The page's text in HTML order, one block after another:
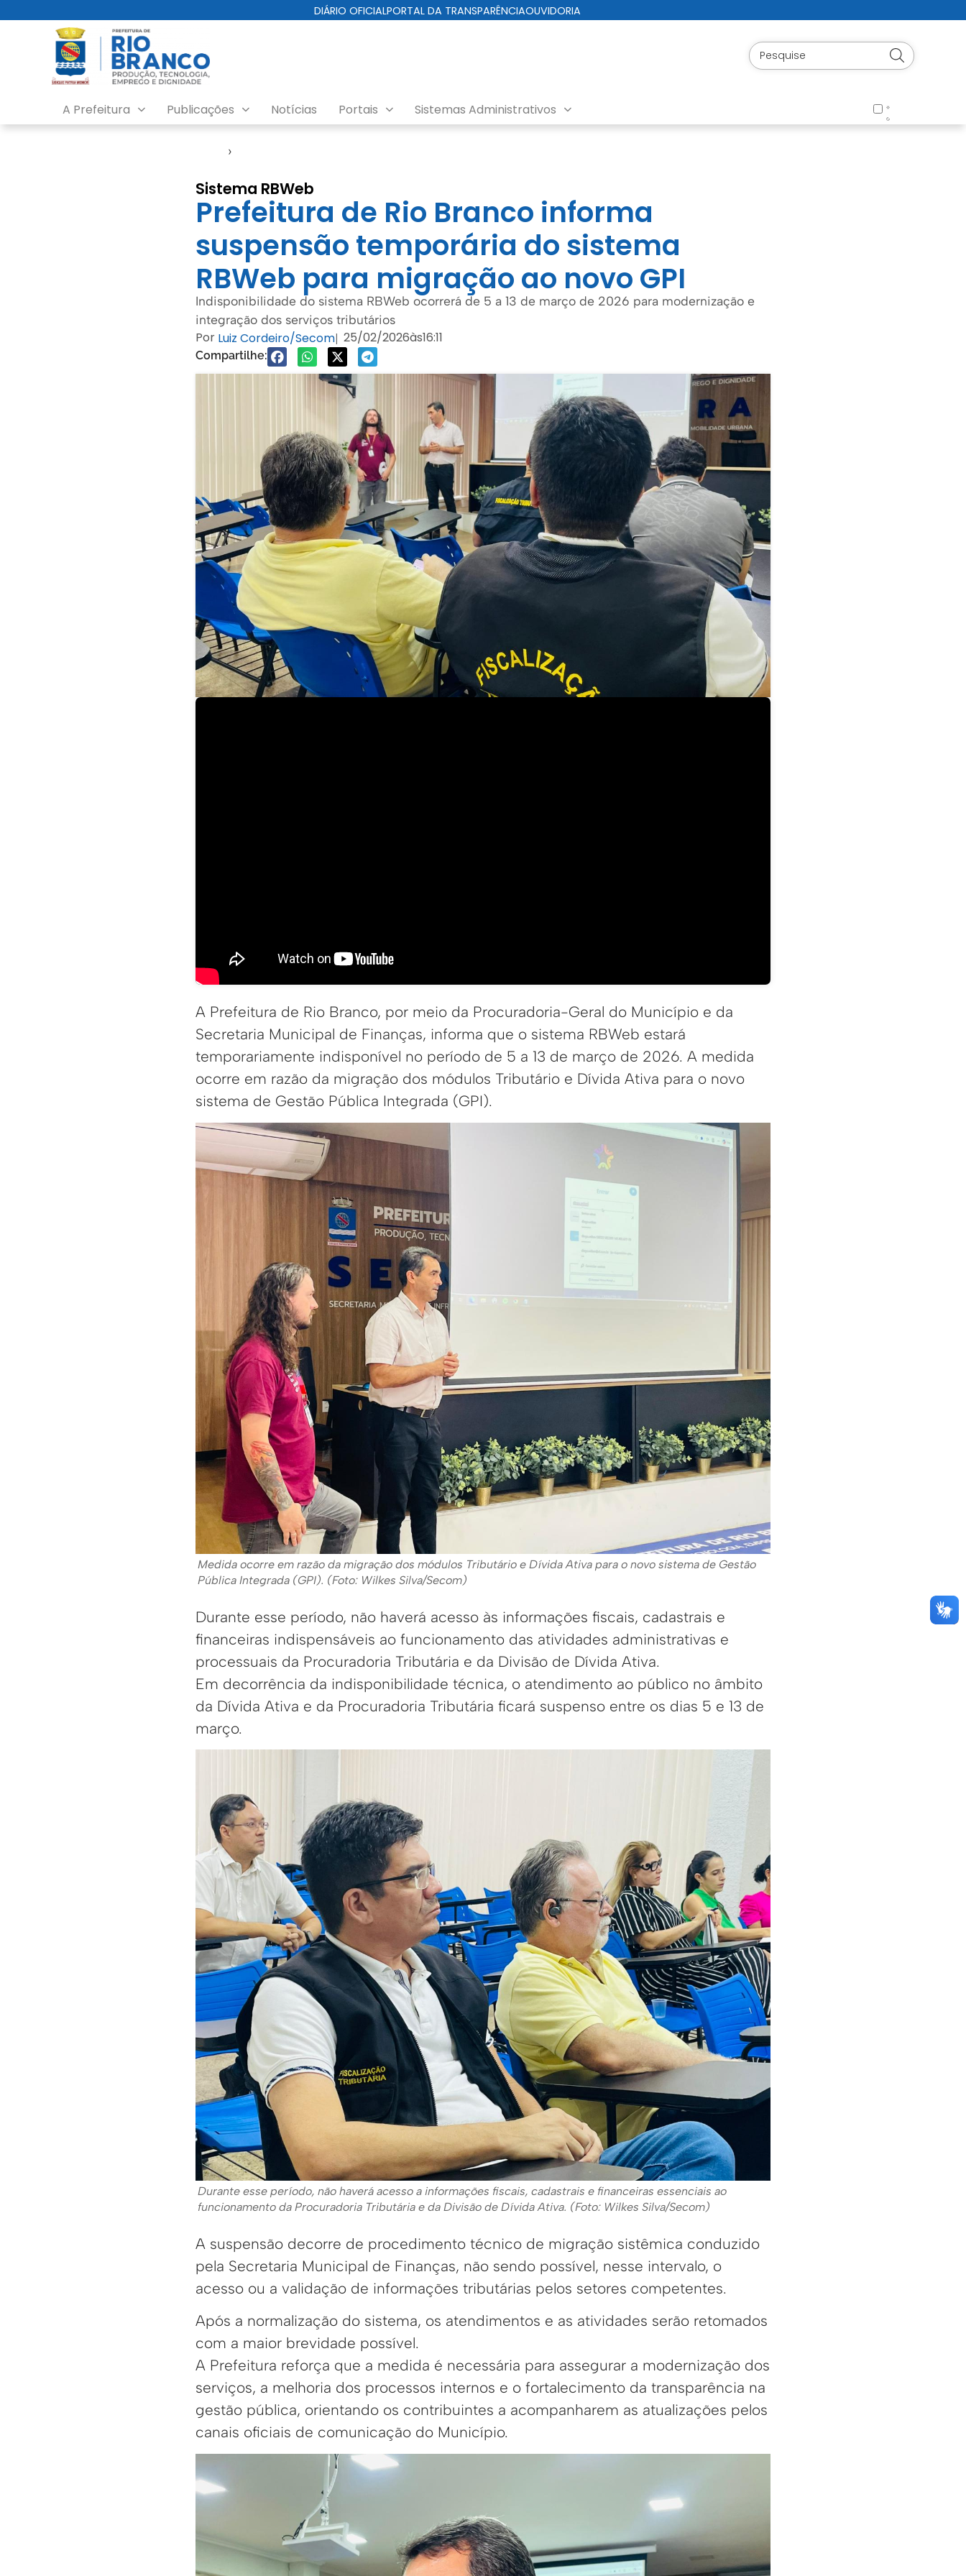
DIÁRIO OFICIALPORTAL DA TRANSPARÊNCIAOUVIDORIA
A Prefeitura Publicações Notícias Portais Sistemas Administrativos
›
Sistema RBWeb
Prefeitura de Rio Branco informa
suspensão temporária do sistema
RBWeb para migração ao novo GPI
Indisponibilidade do sistema RBWeb ocorrerá de 5 a 13 de março de 2026 para modernização e
integração dos serviços tributários
Por Luiz Cordeiro/Secom| 25/02/2026às16:11
Compartilhe:
A Prefeitura de Rio Branco, por meio da Procuradoria-Geral do Município e da
Secretaria Municipal de Finanças, informa que o sistema RBWeb estará
temporariamente indisponível no período de 5 a 13 de março de 2026. A medida
ocorre em razão da migração dos módulos Tributário e Dívida Ativa para o novo
sistema de Gestão Pública Integrada (GPI).
Medida ocorre em razão da migração dos módulos Tributário e Dívida Ativa para o novo sistema de Gestão
Pública Integrada (GPI). (Foto: Wilkes Silva/Secom)
Durante esse período, não haverá acesso às informações fiscais, cadastrais e
financeiras indispensáveis ao funcionamento das atividades administrativas e
processuais da Procuradoria Tributária e da Divisão de Dívida Ativa.
Em decorrência da indisponibilidade técnica, o atendimento ao público no âmbito
da Dívida Ativa e da Procuradoria Tributária ficará suspenso entre os dias 5 e 13 de
março.
Durante esse período, não haverá acesso a informações fiscais, cadastrais e financeiras essenciais ao
funcionamento da Procuradoria Tributária e da Divisão de Dívida Ativa. (Foto: Wilkes Silva/Secom)
A suspensão decorre de procedimento técnico de migração sistêmica conduzido
pela Secretaria Municipal de Finanças, não sendo possível, nesse intervalo, o
acesso ou a validação de informações tributárias pelos setores competentes.
Após a normalização do sistema, os atendimentos e as atividades serão retomados
com a maior brevidade possível.
A Prefeitura reforça que a medida é necessária para assegurar a modernização dos
serviços, a melhoria dos processos internos e o fortalecimento da transparência na
gestão pública, orientando os contribuintes a acompanharem as atualizações pelos
canais oficiais de comunicação do Município.